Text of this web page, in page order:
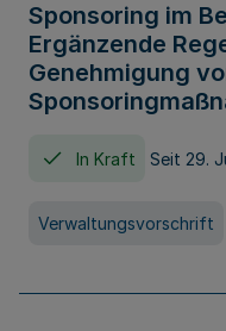
Sponsoring im
Ergänzende
Genehmigung
In Kraft Seit 29.
Verwaltungsvorschrift